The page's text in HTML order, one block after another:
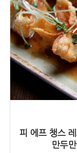
피 에프 챙스
만두